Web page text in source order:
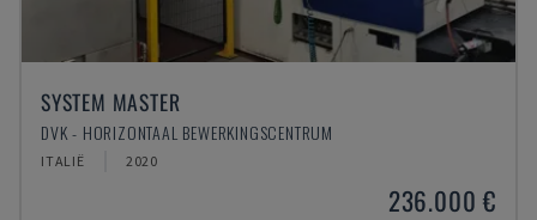
SYSTEM MASTER
DVK - HORIZONTAAL BEWERKINGSCENTRUM
ITALIË 2020
236.000 €